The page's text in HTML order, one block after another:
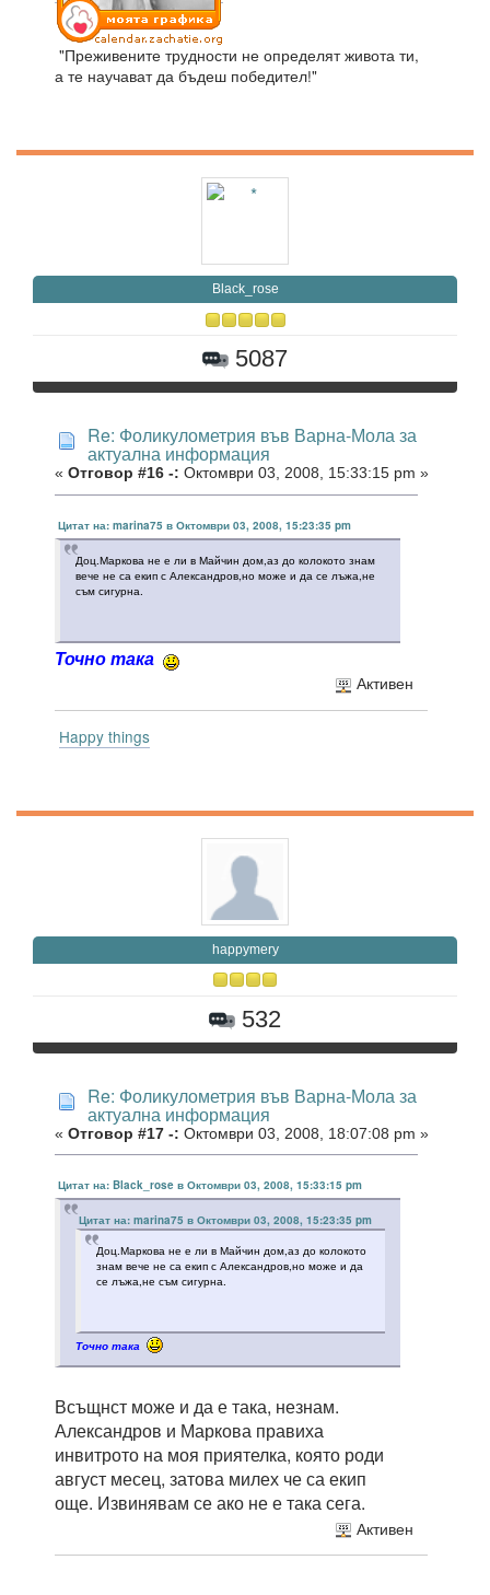
"Преживените трудности не определят живота ти,
а те научават да бъдеш победител!"
Black_rose
5087
Re: Фоликулометрия във Варна-Мола за
актуална информация
« Отговор #16 -: Октомври 03, 2008, 15:33:15 pm »
Цитат на: marina75 в Октомври 03, 2008, 15:23:35 pm
Доц.Маркова не е ли в Майчин дом,аз до колокото знам
вече не са екип с Александров,но може и да се лъжа,не
съм сигурна.
Точно така
Активен
Happy things
happymery
532
Re: Фоликулометрия във Варна-Мола за
актуална информация
« Отговор #17 -: Октомври 03, 2008, 18:07:08 pm »
Цитат на: Black_rose в Октомври 03, 2008, 15:33:15 pm
Цитат на: marina75 в Октомври 03, 2008, 15:23:35 pm
Доц.Маркова не е ли в Майчин дом,аз до колокото
знам вече не са екип с Александров,но може и да
се лъжа,не съм сигурна.
Точно така
Всъщнст може и да е така, незнам.
Александров и Маркова правиха
инвитрото на моя приятелка, която роди
август месец, затова милех че са екип
още. Извинявам се ако не е така сега.
Активен